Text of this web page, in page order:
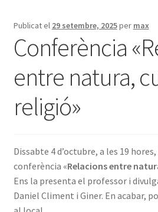
FES-TE SOCI
LLIBRE
INICIA SESSIÓ
Publicat el 29 setembre, 2025per max
Conferència
entre natura,
religió»
Dissabte 4 d’octubre, a les 19
conferència «Relacions entre
Ens la presenta el professor i
Daniel Climent i Giner. En acabar,